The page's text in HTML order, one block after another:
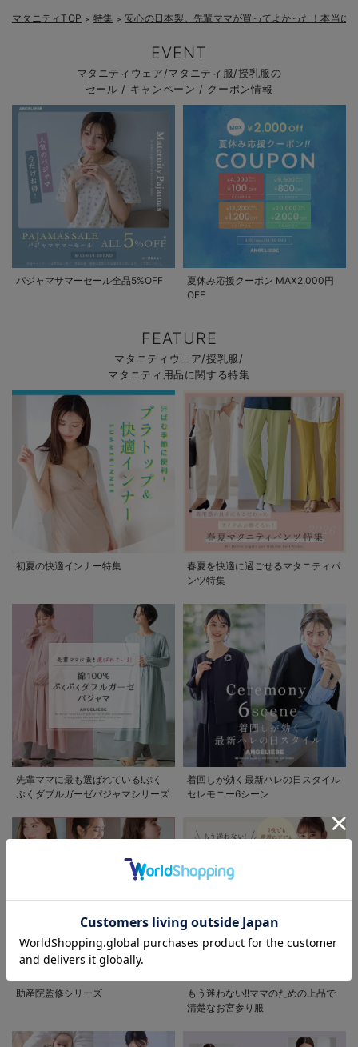
お気に入り商品を確認する
マタニティTOP ＞ 特集 ＞ 安心の日本製。先輩ママが買ってよかった！本当に
EVENT
マタニティウェア/マタニティ服/授乳服の
セール / キャンペーン / クーポン情報
パジャマサマーセール全品5%OFF
夏休み応援クーポン MAX2,000円
OFF
FEATURE
マタニティウェア/授乳服/
マタニティ用品に関する特集
初夏の快適インナー特集
春夏を快適に過ごせるマタニティパ
ンツ特集
先輩ママに最も選ばれている!ぷく
ぷくダブルガーゼパジャマシリーズ
着回しが効く最新ハレの日スタイル
セレモニー6シーン
助産院監修シリーズ
もう迷わない!!ママのための上品で
清楚なお宮参り服